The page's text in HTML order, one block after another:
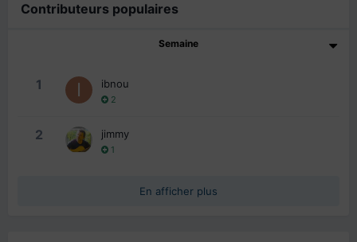
Contributeurs populaires
Semaine
1 ibnou
2
2 jimmy
1
En afficher plus